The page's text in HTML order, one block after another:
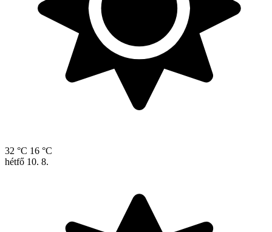
32 °C 16 °C
hétfő 10. 8.